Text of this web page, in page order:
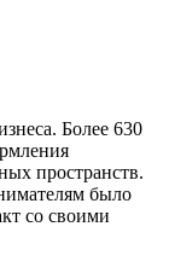
Более 630
пространств.
было
со своими